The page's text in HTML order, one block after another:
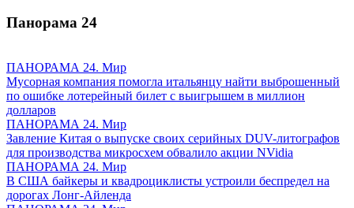
Панорама 24
ПАНОРАМА 24. Мир
Мусорная компания помогла итальянцу найти выброшенный
по ошибке лотерейный билет с выигрышем в миллион
долларов
ПАНОРАМА 24. Мир
Завление Китая о выпуске своих серийных DUV-литографов
для производства микросхем обвалило акции NVidia
ПАНОРАМА 24. Мир
В США байкеры и квадроциклисты устроили беспредел на
дорогах Лонг-Айленда